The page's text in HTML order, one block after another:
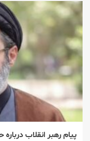
پیام رهبر انقلاب